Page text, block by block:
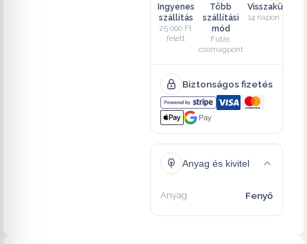
Ingyenes
szállítás
25 000 Ft
felett
Több
szállítási
mód
Futár,
csomagpont
Visszaküldés
14 napon belül
Biztonságos fizetés
Pay
Anyag és kivitel
Anyag Fenyő